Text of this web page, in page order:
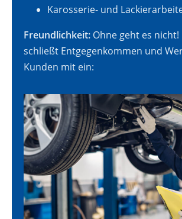
Karosserie- und
Freundlichkeit: Ohne geht es
schließt Entgegenkommen und
Kunden mit ein: